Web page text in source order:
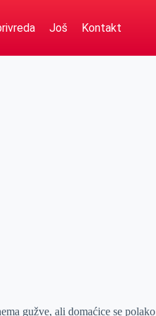
Još Kontakt
gužve, ali domaćice se polako